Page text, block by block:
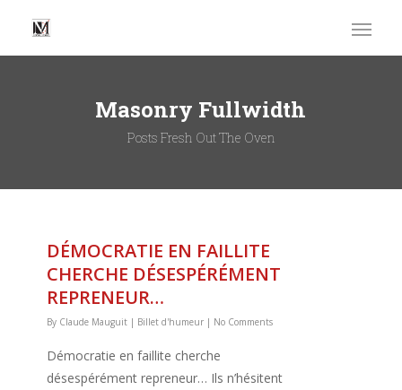
Masonry Fullwidth
Posts Fresh Out The Oven
DÉMOCRATIE EN FAILLITE
CHERCHE DÉSESPÉRÉMENT
REPRENEUR…
By Claude Mauguit | Billet d'humeur | No Comments
Démocratie en faillite cherche
désespérément repreneur… Ils n’hésitent